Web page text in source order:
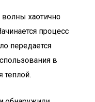
хаотично
процесс
передается
в
теплой.